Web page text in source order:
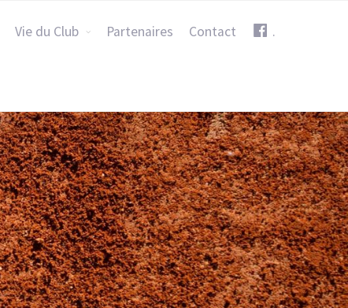
Vie du Club Partenaires Contact .